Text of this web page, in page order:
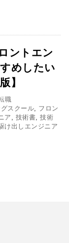
ントエン
めしたい
】
職
スクール, フロン
ア , 技術書,技術
け出しエンジニア